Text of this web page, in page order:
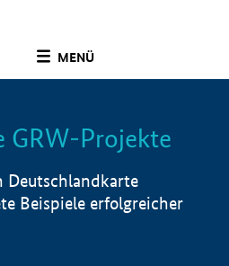
MENÜ
Info
GRW-Projekte
Deutschlandkarte
Beispiele erfolgreicher